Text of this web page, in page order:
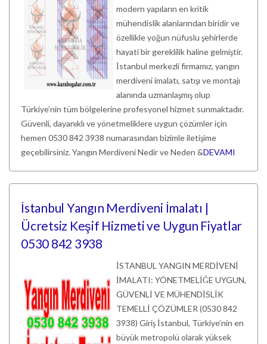
modern yapıların en kritik
mühendislik alanlarından biridir ve
özellikle yoğun nüfuslu şehirlerde
hayati bir gereklilik haline gelmiştir.
İstanbul merkezli firmamız, yangın
merdiveni imalatı, satışı ve montajı
alanında uzmanlaşmış olup
Türkiye’nin tüm bölgelerine profesyonel hizmet sunmaktadır.
Güvenli, dayanıklı ve yönetmeliklere uygun çözümler için
hemen 0530 842 3938 numarasından bizimle iletişime
geçebilirsiniz. Yangın Merdiveni Nedir ve Neden &DEVAMI
İstanbul Yangın Merdiveni İmalatı |
Ücretsiz Keşif Hizmeti ve Uygun Fiyatlar
0530 842 3938
İSTANBUL YANGIN MERDİVENİ
İMALATI: YÖNETMELİĞE UYGUN,
GÜVENLİ VE MÜHENDİSLİK
TEMELLİ ÇÖZÜMLER (0530 842
3938) Giriş İstanbul, Türkiye’nin en
büyük metropolü olarak yüksek